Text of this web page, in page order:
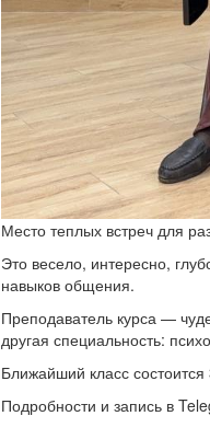
Место теплых встреч для
Это весело, интересно,
навыков общения.
Преподаватель курса —
другая специальность:
Ближайший класс
Подробности и запись в